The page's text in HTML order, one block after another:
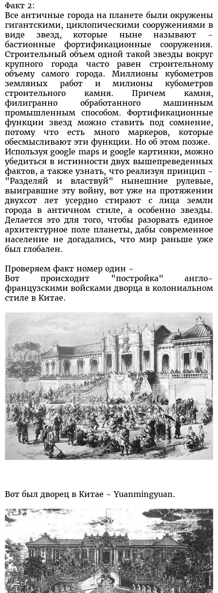
Факт 2:
Все античные города на планете были окружены
гигантскими, циклопическими сооружениями в
виде звезд, которые ныне называют -
бастионные фортификационные сооружения.
Строительный объем одной такой звезды вокруг
крупного города часто равен строительному
объему самого города. Миллионы кубометров
земляных работ и милионы кубометров
строительного камня. Причем камня,
филигранно обработанного машинным
промышленным способом. Фортификационные
функции звезд можно ставить под сомнение,
потому что есть много маркеров, которые
обесмысливают эти функции. Но об этом позже.
Используя google maps и google картинки, можно
убедиться в истинности двух вышепреведенных
фактов, а также узнать, что реализуя принцип -
"Разделяй и властвуй" нынешние рулевые,
выигравшие эту войну, вот уже на протяжении
двухсот лет усердно стирают с лица земли
города в античном стиле, а особенно звезды.
Делается это для того, чтобы разорвать единое
архитектурное поле планеты, дабы современное
население не догадались, что мир раньше уже
был глобален.
Проверяем факт номер один -
Вот происходит "постройка" англо-
французскими войсками дворца в колониальном
стиле в Китае.
Вот был дворец в Китае - Yuanmingyuan.